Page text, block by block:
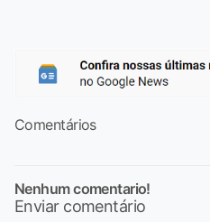
Comentários
Nenhum comentario!
Enviar comentário